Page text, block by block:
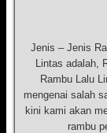
Jenis – Jenis
Lintas adalah,
Rambu Lalu
mengenai salah
kini kami akan
rambu